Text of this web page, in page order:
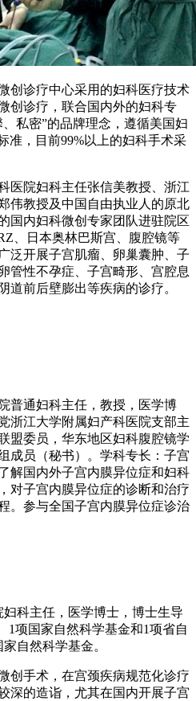
创诊疗中心采用的妇科医疗技术
创诊疗，联合国内外的妇科专
私密”的品牌理念，遵循美国妇
准，目前99%以上的妇科手术采
医院妇科主任张信美教授、浙江
伟教授及中国自由执业人的原北
国内妇科微创专家团队进驻院区
、日本奥林巴斯宫、腹腔镜等
泛开展子宫肌瘤、卵巢囊肿、子
管性不孕症、子宫畸形、宫腔息
道前后壁膨出等疾病的诊疗。
普通妇科主任，教授，医学博
浙江大学附属妇产科医院支部主
盟委员，华东地区妇科腹腔镜学
成员（秘书）。学科专长：子宫
解国内外子宫内膜异位症和妇科
对子宫内膜异位症的诊断和治疗
。参与全国子宫内膜异位症诊治
科主任，医学博士，博士生导
1项国家自然科学基金和1项省自
自然科学基金。
创手术，在宫颈疾病规范化诊疗
深的造诣，尤其在国内开展子宫